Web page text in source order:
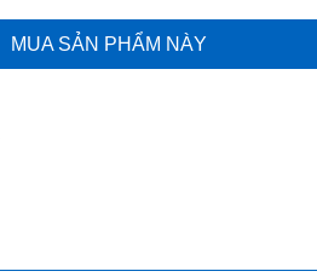
MUA SẢN PHẨM NÀY